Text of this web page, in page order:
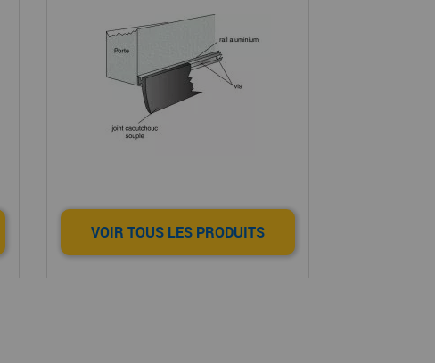
VOIR TOUS LES PRODUITS